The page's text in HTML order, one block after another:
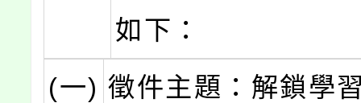
如下：
(一) 徵件主題：解鎖學